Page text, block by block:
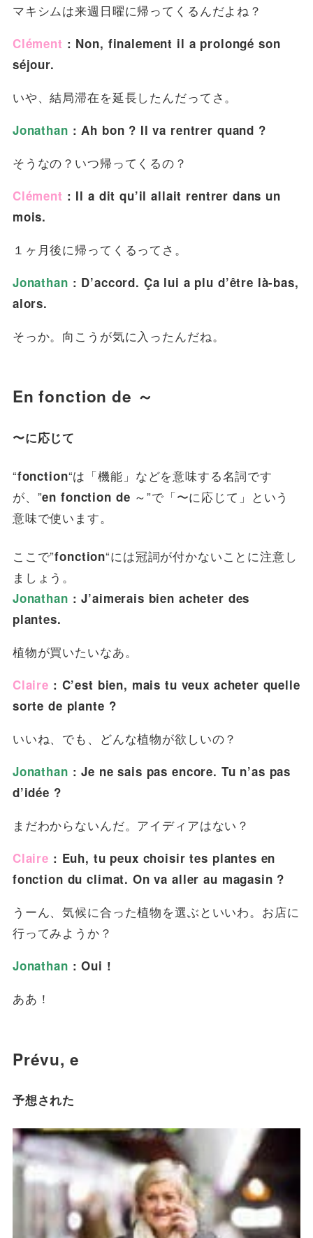
マキシムは来週日曜に帰ってくるんだよね？
Clément : Non, finalement il a prolongé son
séjour.
いや、結局滞在を延長したんだってさ。
Jonathan : Ah bon ? Il va rentrer quand ?
そうなの？いつ帰ってくるの？
Clément : Il a dit qu’il allait rentrer dans un
mois.
１ヶ月後に帰ってくるってさ。
Jonathan : D’accord. Ça lui a plu d’être là-bas,
alors.
そっか。向こうが気に入ったんだね。
En fonction de ～
〜に応じて
“fonction“は「機能」などを意味する名詞です
が、”en fonction de ～”で「〜に応じて」という
意味で使います。
ここで”fonction“には冠詞が付かないことに注意し
ましょう。
Jonathan : J’aimerais bien acheter des
plantes.
植物が買いたいなあ。
Claire : C’est bien, mais tu veux acheter quelle
sorte de plante ?
いいね、でも、どんな植物が欲しいの？
Jonathan : Je ne sais pas encore. Tu n’as pas
d’idée ?
まだわからないんだ。アイディアはない？
Claire : Euh, tu peux choisir tes plantes en
fonction du climat. On va aller au magasin ?
うーん、気候に合った植物を選ぶといいわ。お店に
行ってみようか？
Jonathan : Oui !
ああ！
Prévu, e
予想された